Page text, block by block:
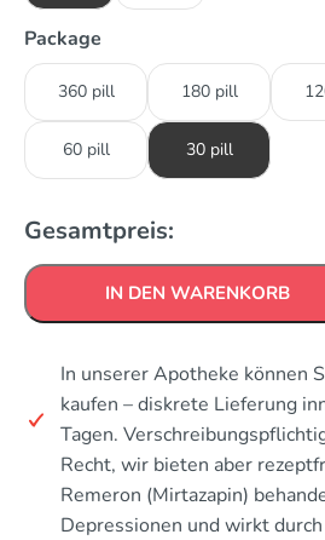
Package
360 pill 180 pill
60 pill 30 pill
Gesamtpreis:
IN DEN WARENKORB
In unserer Apotheke können
kaufen – diskrete Lieferung
Tagen.
Recht, wir bieten aber
Remeron (Mirtazapin)
Depressionen und wirkt